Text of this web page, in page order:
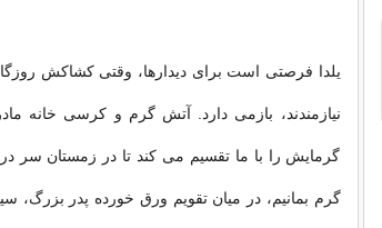
یلدا فرصتی است برای دیدارها، وقتی کشاکش
نیازمندند، بازمی دارد. آتش گرم و کرسی خانه
گرمایش را با ما تقسیم می کند تا در زمستان سر
گرم بمانیم، در میان تقویم ورق خورده پدر بزرگ،